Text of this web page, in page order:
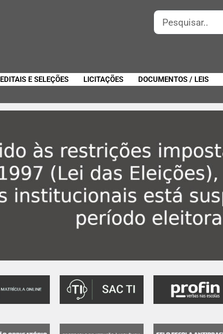
EDITAIS E SELEÇÕES LICITAÇÕES DOCUMENTOS / LEIS